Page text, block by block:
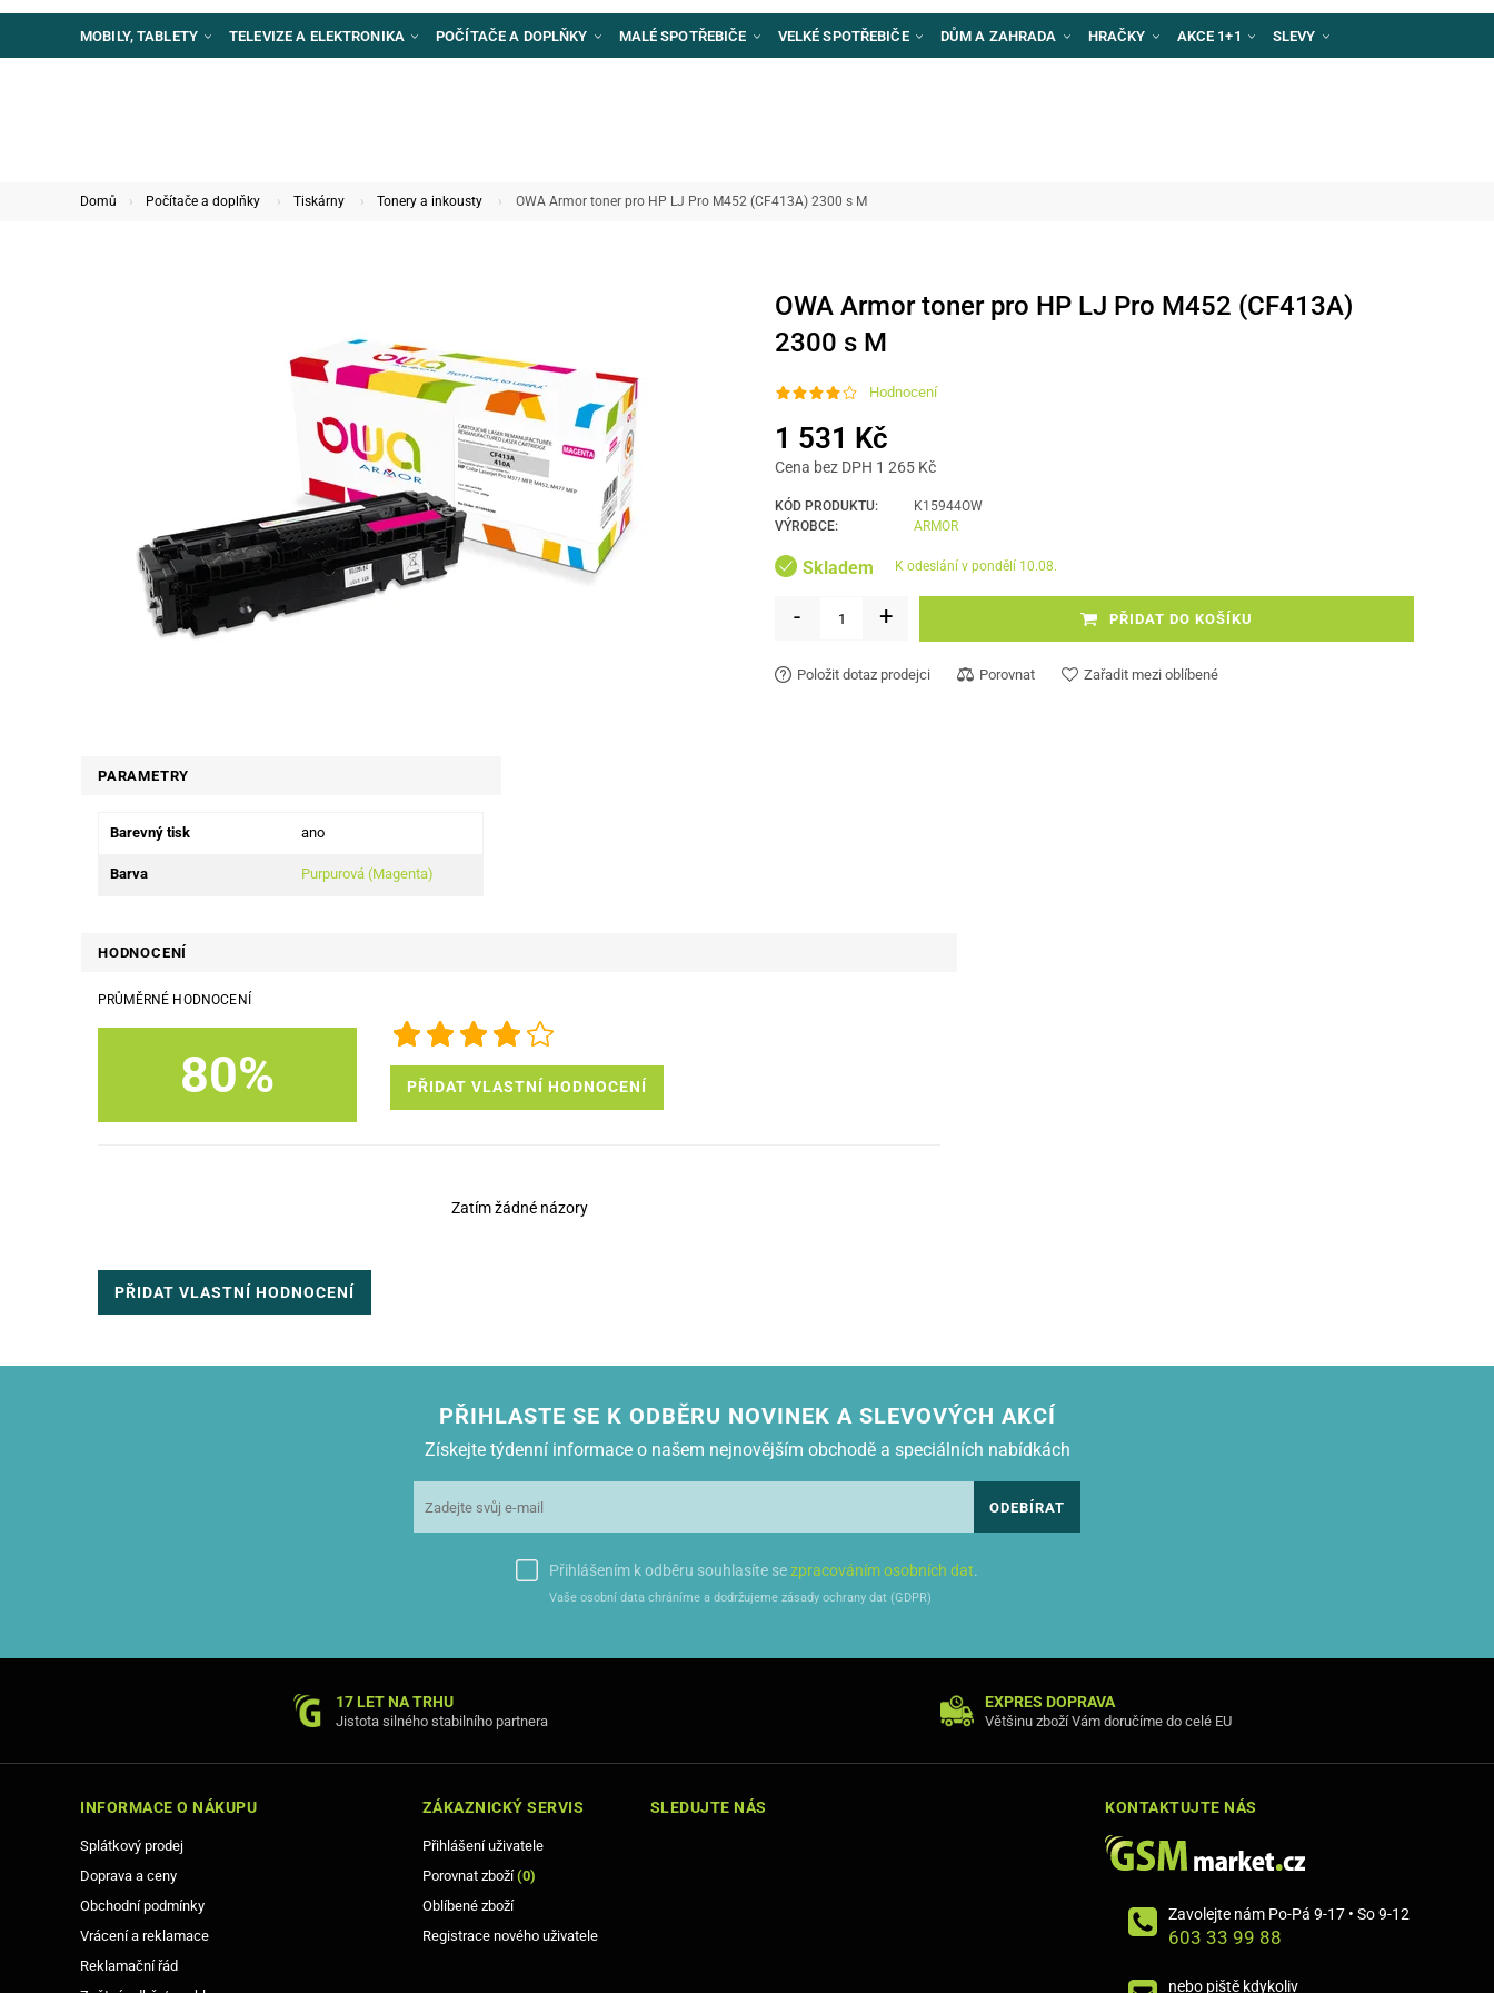
MOBILY, TABLETY TELEVIZE A ELEKTRONIKA POČÍTAČE A DOPLŇKY MALÉ SPOTŘEBIČE VELKÉ SPOTŘEBIČE DŮM A ZAHRADA HRAČKY AKCE 1+1 SLEVY
Domů Počítače a doplňky Tiskárny Tonery a inkousty OWA Armor toner pro HP LJ Pro M452 (CF413A) 2300 s M
OWA Armor toner pro HP LJ Pro M452 (CF413A)
2300 s M
Hodnocení
1 531 Kč
Cena bez DPH 1 265 Kč
KÓD PRODUKTU:
K15944OW
VÝROBCE:
ARMOR
Skladem k odeslání v pondělí 10.08.
- + PŘIDAT DO KOŠÍKU
Položit dotaz prodejci Porovnat Zařadit mezi oblíbené
PARAMETRY
Barevný tisk ano
Barva Purpurová (Magenta)
HODNOCENÍ
PRŮMĚRNÉ HODNOCENÍ
80% PŘIDAT VLASTNÍ HODNOCENÍ
Zatím žádné názory
PŘIDAT VLASTNÍ HODNOCENÍ
PŘIHLASTE SE K ODBĚRU NOVINEK A SLEVOVÝCH AKCÍ
Získejte týdenní informace o našem nejnovějším obchodě a speciálních nabídkách
ODEBÍRAT
Přihlášením k odběru souhlasíte sezpracováním osobních dat.
Vaše osobní data chráníme a dodržujeme zásady ochrany dat (GDPR)
17 LET NA TRHU
Jistota silného stabilního partnera
EXPRES DOPRAVA
Většinu zboží Vám doručíme do celé EU
INFORMACE O NÁKUPU
Splátkový prodej
Doprava a ceny
Obchodní podmínky
Vrácení a reklamace
Reklamační řád
ZÁKAZNICKÝ SERVIS
Přihlášení uživatele
Porovnat zboží(0)
Oblíbené zboží
Registrace nového uživatele
SLEDUJTE NÁS KONTAKTUJTE NÁS
Zavolejte nám Po-Pá 9-17 • So 9-12
603 33 99 88
nebo piště kdykoliv